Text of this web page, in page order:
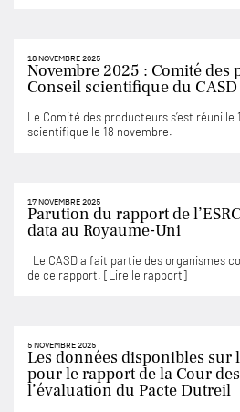
18 NOVEMBRE 2025
Novembre 2025 : Comité des
Conseil scientifique du CASD
Le Comité des producteurs s’est réuni le
scientifique le 18 novembre.
17 NOVEMBRE 2025
Parution du rapport de
data au Royaume-Uni
Le CASD a fait partie des organismes
de ce rapport. [Lire le rapport]
5 NOVEMBRE 2025
Les données disponibles sur
pour le rapport de la Cour
l’évaluation du Pacte Dutreil